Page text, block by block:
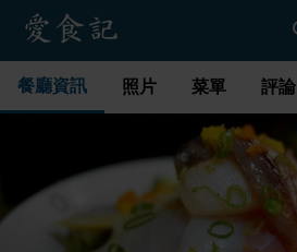
餐廳資訊 照片 菜單 評論